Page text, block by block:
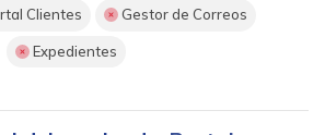
Clientes Gestor de Correos
Expedientes